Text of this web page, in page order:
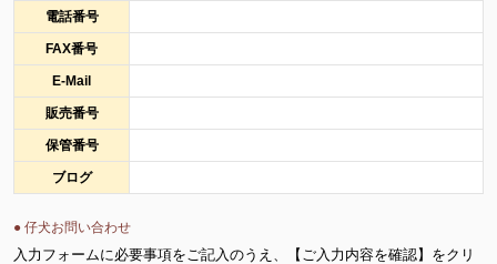
電話番号
FAX番号
E-Mail
販売番号
保管番号
ブログ
● 仔犬お問い合わせ
入力フォームに必要事項をご記入のうえ、【ご入力内容を確認】をクリ